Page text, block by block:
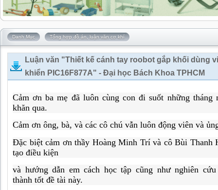
Danh Mục Tổng hợp đồ án, luận văn cơ khí
Luận văn "Thiết kế cánh tay roobot gắp khối dùng
khiển PIC16F877A" - Đại học Bách Khoa TPHCM
Cảm ơn ba mẹ đã luôn cùng con đi suốt những tháng
khăn qua.
Cảm ơn ông, bà, và các cô chú vẫn luôn động viên và
Đặc biệt cảm ơn thầy Hoàng Minh Trí và cô Bùi Thanh
tạo điều kiện
và hướng dẫn em cách học tập cũng như nghiên cứu
thành tốt đề tài này.